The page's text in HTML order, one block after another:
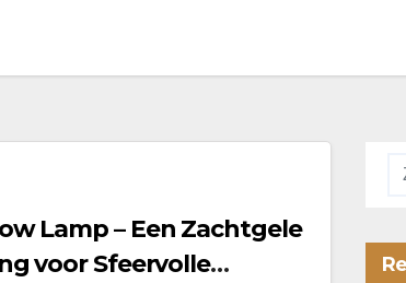
Lamp – Een Zachtgele
voor Sfeervolle